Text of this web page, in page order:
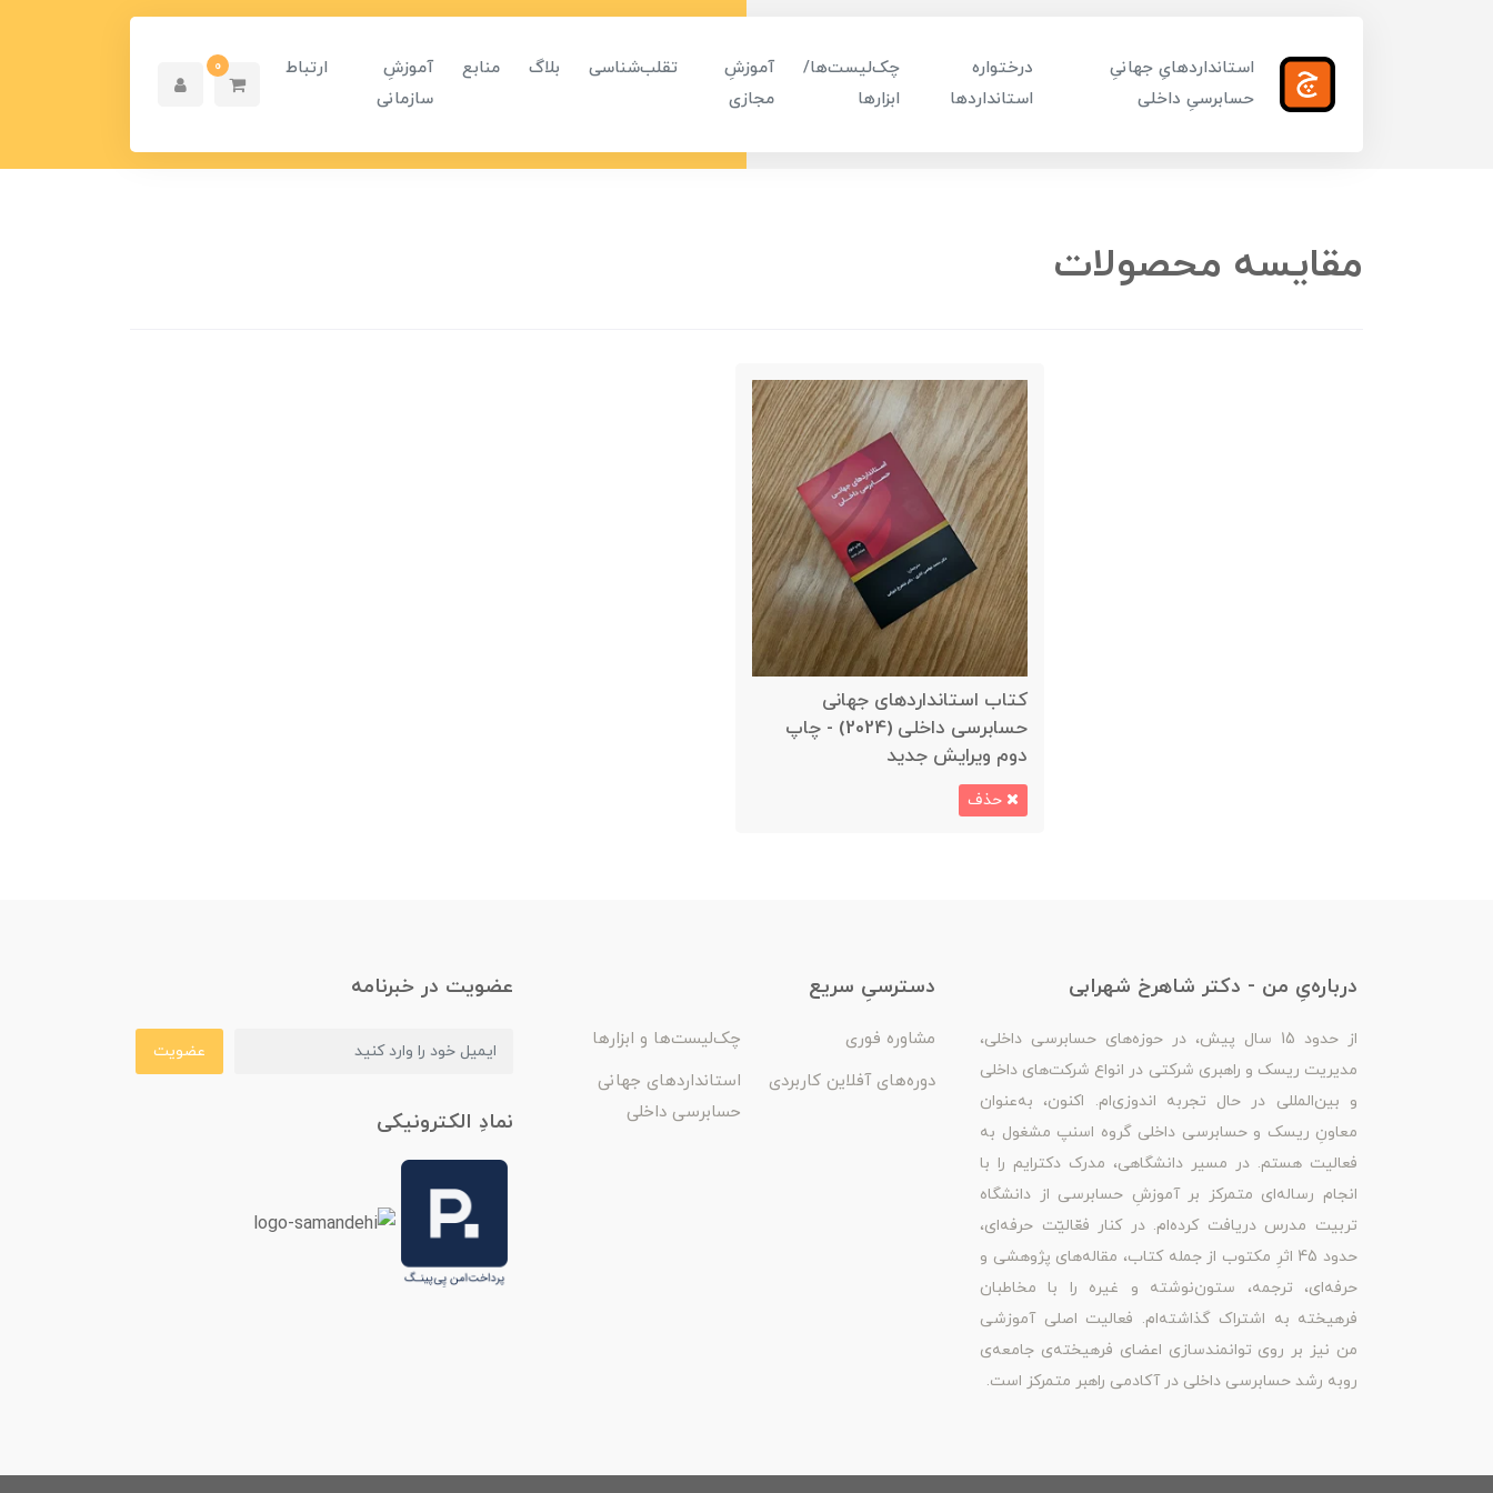
استانداردهایِ جهانیِ
حسابرسیِ داخلی
درختواره
استانداردها
چک‌لیست‌ها/
ابزارها
آموزشِ
مجازی
تقلب‌شناسی بلاگ منابع
آموزشِ
سازمانی
ارتباط 0
مقایسه محصولات
کتاب استانداردهای جهانی
حسابرسی داخلی (2024) - چاپ
دوم ویرایش جدید
حذف
درباره‌یِ من - دکتر شاهرخ شهرابی
از حدود 15 سال پیش، در حوزه‌های حسابرسی داخلی،
مدیریت ریسک و راهبری شرکتی در انواع شرکت‌های داخلی
و بین‌المللی در حال تجربه اندوزی‌ام. اکنون، به‌عنوان
معاونِ ریسک و حسابرسی داخلی گروه اسنپ مشغول به
فعالیت هستم. در مسیر دانشگاهی، مدرک دکترایم را با
انجام رساله‌ای متمرکز بر آموزشِ حسابرسی از دانشگاه
تربیت مدرس دریافت کرده‌ام. در کنار فعّالیّت حرفه‌ای،
حدود 45 اثرِ مکتوب از جمله کتاب، مقاله‌های پژوهشی و
حرفه‌ای، ترجمه، ستون‌نوشته و غیره را با مخاطبان
فرهیخته به اشتراک گذاشته‌ام. فعالیت اصلی آموزشی
من نیز بر روی توانمندسازی اعضای فرهیخته‌ی جامعه‌ی
روبه رشد حسابرسی داخلی در آکادمی راهبر متمرکز است.
دسترسیِ سریع
مشاوره فوری
چک‌لیست‌ها و ابزارها
دوره‌های آفلاین کاربردی
استانداردهای جهانی
حسابرسی داخلی
عضویت در خبرنامه
عضویت
نمادِ الکترونیکی